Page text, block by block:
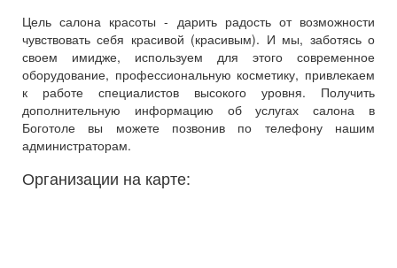
Цель салона красоты - дарить радость от возможности
чувствовать себя красивой (красивым). И мы, заботясь о
своем имидже, используем для этого современное
оборудование, профессиональную косметику, привлекаем
к работе специалистов высокого уровня. Получить
дополнительную информацию об услугах салона в
Боготоле вы можете позвонив по телефону нашим
администраторам.
Организации на карте: